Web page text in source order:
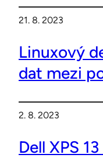
21. 8. 2023
Linuxový
dat mezi
2. 8. 2023
Dell XPS